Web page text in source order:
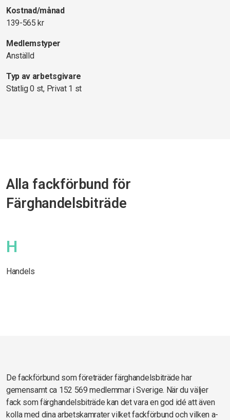
Kostnad/månad
139-565 kr
Medlemstyper
Anställd
Typ av arbetsgivare
Statlig 0 st, Privat 1 st
Alla fackförbund för
Färghandelsbiträde
H
Handels
De fackförbund som företräder färghandelsbiträde har
gemensamt ca 152 569 medlemmar i Sverige. När du väljer
fack som färghandelsbiträde kan det vara en god idé att även
kolla med dina arbetskamrater vilket fackförbund och vilken a-